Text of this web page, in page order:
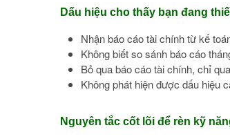
Dấu hiệu cho thấy bạn đang
Nhận báo cáo tài chính từ kế
Không biết so sánh báo cáo
Bỏ qua báo cáo tài chính, chỉ
Không phát hiện được dấu hiệu
Nguyên tắc cốt lõi để rèn kỹ